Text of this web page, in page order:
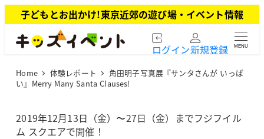
イ
子どもとお出かけ!東京近郊の遊び場・イベント情報
ログイン新規登録 MENU
Home 体験レポート
角田明子写真展『サンタさんが いっぱ
い』Merry Many Santa Clauses!
2019年12月13日（金）〜27日（金）までフジフイル
ム スクエアで開催！